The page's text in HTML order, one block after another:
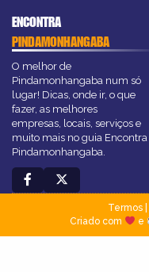
ENCONTRA
PINDAMONHANGABA
O melhor de
Pindamonhangaba num só
lugar! Dicas, onde ir, o que
fazer, as melhores
empresas, locais, serviços e
muito mais no guia Encontra
Pindamonhangaba.
Termos|
Criado com
e